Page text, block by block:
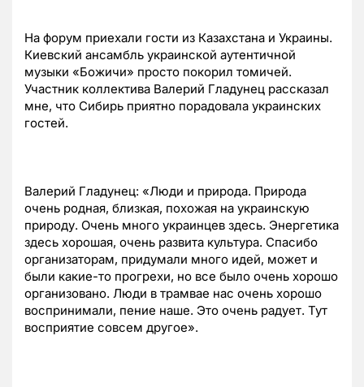
На форум приехали гости из Казахстана и Украины.
Киевский ансамбль украинской аутентичной
музыки «Божичи» просто покорил томичей.
Участник коллектива Валерий Гладунец рассказал
мне, что Сибирь приятно порадовала украинских
гостей.
Валерий Гладунец: «Люди и природа. Природа
очень родная, близкая, похожая на украинскую
природу. Очень много украинцев здесь. Энергетика
здесь хорошая, очень развита культура. Спасибо
организаторам, придумали много идей, может и
были какие-то прогрехи, но все было очень хорошо
организовано. Люди в трамвае нас очень хорошо
воспринимали, пение наше. Это очень радует. Тут
восприятие совсем другое».